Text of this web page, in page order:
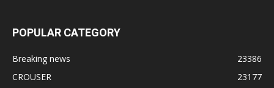
POPULAR CATEGORY
Breaking news
23386
CROUSER
23177